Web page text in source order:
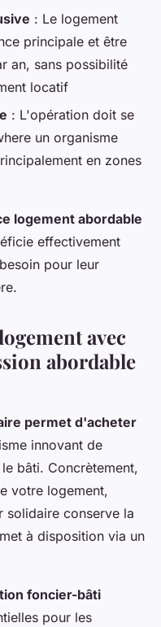
: Le logement
principale et être
an, sans possibilité
locatif
: L'opération doit se
un organisme
en zones
logement abordable
effectivement
pour leur
avec
abordable
permet d'acheter
innovant de
bâti. Concrètement,
votre logement,
solidaire conserve la
à disposition via un
foncier-bâti
pour les